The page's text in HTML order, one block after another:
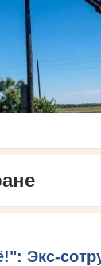
Экс-